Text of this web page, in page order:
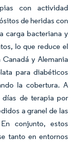
con actividad
de heridas con
carga bacteriana y
lo que reduce el
y Alemania
para diabéticos
la cobertura. A
días de terapia por
a granel de las
conjunto, estos
tanto en entornos